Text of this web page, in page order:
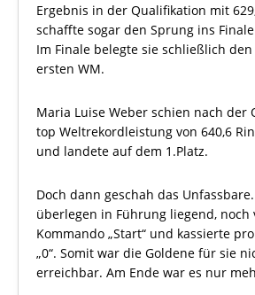
Ergebnis in der Qualifikation mit
schaffte sogar den Sprung ins
Im Finale belegte sie schließlich
ersten WM.
Maria Luise Weber schien nach der
top Weltrekordleistung von 640,6
und landete auf dem 1.Platz.
Doch dann geschah das
überlegen in Führung liegend, noch
Kommando „Start“ und kassierte
„0“. Somit war die Goldene für sie
erreichbar. Am Ende war es nur